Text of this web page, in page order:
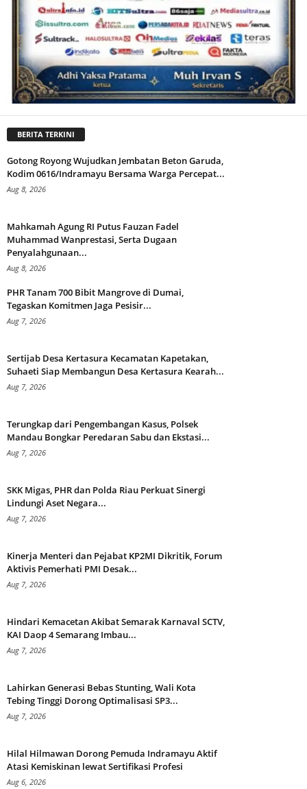
BERITA TERKINI
Gotong Royong Wujudkan Jembatan Beton Garuda,
Kodim 0616/Indramayu Bersama Warga Percepat...
Aug 8, 2026
Mahkamah Agung RI Putus Fauzan Fadel
Muhammad Wanprestasi, Serta Dugaan
Penyalahgunaan...
Aug 8, 2026
PHR Tanam 700 Bibit Mangrove di Dumai,
Tegaskan Komitmen Jaga Pesisir...
Aug 7, 2026
Sertijab Desa Kertasura Kecamatan Kapetakan,
Suhaeti Siap Membangun Desa Kertasura Kearah...
Aug 7, 2026
Terungkap dari Pengembangan Kasus, Polsek
Mandau Bongkar Peredaran Sabu dan Ekstasi...
Aug 7, 2026
SKK Migas, PHR dan Polda Riau Perkuat Sinergi
Lindungi Aset Negara...
Aug 7, 2026
Kinerja Menteri dan Pejabat KP2MI Dikritik, Forum
Aktivis Pemerhati PMI Desak...
Aug 7, 2026
Hindari Kemacetan Akibat Semarak Karnaval SCTV,
KAI Daop 4 Semarang Imbau...
Aug 7, 2026
Lahirkan Generasi Bebas Stunting, Wali Kota
Tebing Tinggi Dorong Optimalisasi SP3...
Aug 7, 2026
Hilal Hilmawan Dorong Pemuda Indramayu Aktif
Atasi Kemiskinan lewat Sertifikasi Profesi
Aug 6, 2026